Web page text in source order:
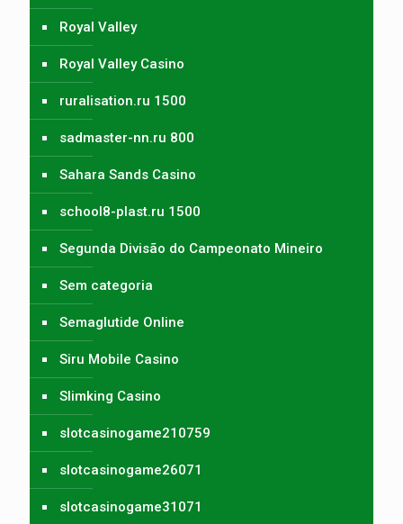
Royal Valley
Royal Valley Casino
ruralisation.ru 1500
sadmaster-nn.ru 800
Sahara Sands Casino
school8-plast.ru 1500
Segunda Divisão do Campeonato Mineiro
Sem categoria
Semaglutide Online
Siru Mobile Casino
Slimking Casino
slotcasinogame210759
slotcasinogame26071
slotcasinogame31071